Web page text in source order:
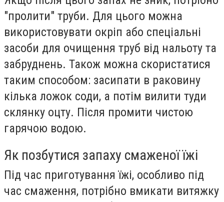
"пролити" труби. Для цього можна
використовувати окріп або спеціальні
засоби для очищення труб від нальоту та
забруднень. Також можна скористатися
таким способом: засипати в раковину
кілька ложок соди, а потім вилити туди
склянку оцту. Після промити чистою
гарячою водою.
Як позбутися запаху смаженої їжі
Під час приготування їжі, особливо під
час смаження, потрібно вмикати витяжку